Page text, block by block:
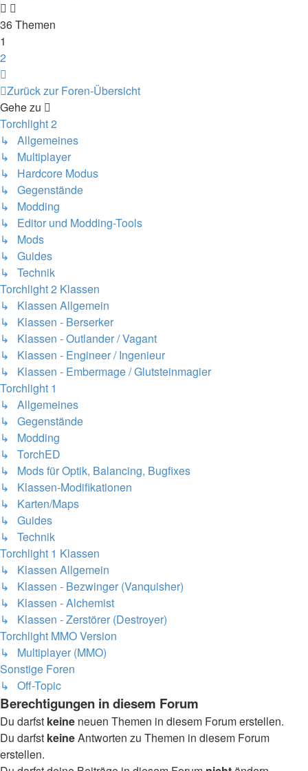
36 Themen
1
2
Zurück zur Foren-Übersicht
Gehe zu
Torchlight 2
↳ Allgemeines
↳ Multiplayer
↳ Hardcore Modus
↳ Gegenstände
↳ Modding
↳ Editor und Modding-Tools
↳ Mods
↳ Guides
↳ Technik
Torchlight 2 Klassen
↳ Klassen Allgemein
↳ Klassen - Berserker
↳ Klassen - Outlander / Vagant
↳ Klassen - Engineer / Ingenieur
↳ Klassen - Embermage / Glutsteinmagier
Torchlight 1
↳ Allgemeines
↳ Gegenstände
↳ Modding
↳ TorchED
↳ Mods für Optik, Balancing, Bugfixes
↳ Klassen-Modifikationen
↳ Karten/Maps
↳ Guides
↳ Technik
Torchlight 1 Klassen
↳ Klassen Allgemein
↳ Klassen - Bezwinger (Vanquisher)
↳ Klassen - Alchemist
↳ Klassen - Zerstörer (Destroyer)
Torchlight MMO Version
↳ Multiplayer (MMO)
Sonstige Foren
↳ Off-Topic
Berechtigungen in diesem Forum
Du darfst keine neuen Themen in diesem Forum erstellen.
Du darfst keineAntworten zu Themen in diesem Forum
erstellen.